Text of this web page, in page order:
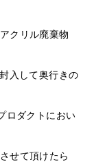
クリル廃棄物
入して奥行きの
ロダクトにおい
せて頂けたら